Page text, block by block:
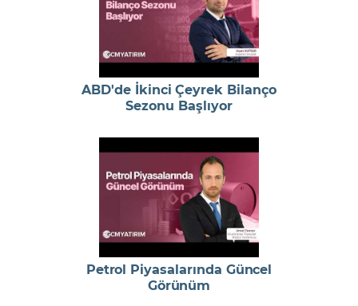
ABD'de İkinci Çeyrek Bilanço
Sezonu Başlıyor
Petrol Piyasalarında Güncel
Görünüm